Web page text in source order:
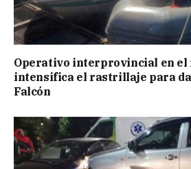
Operativo interprovincial en el
intensifica el rastrillaje para
Falcón